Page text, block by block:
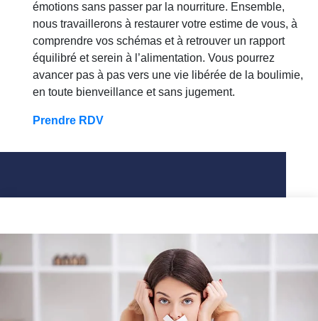
émotions sans passer par la nourriture. Ensemble,
nous travaillerons à restaurer votre estime de vous, à
comprendre vos schémas et à retrouver un rapport
équilibré et serein à l’alimentation. Vous pourrez
avancer pas à pas vers une vie libérée de la boulimie,
en toute bienveillance et sans jugement.
Prendre RDV